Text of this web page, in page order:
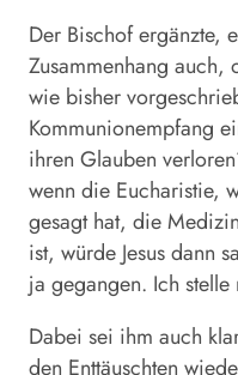
Der Bischof ergänzte,
Zusammenhang
wie bisher
Kommunionempfang
ihren Glauben
wenn die Eucharistie,
gesagt hat, die
ist, würde Jesus dann
ja gegangen. Ich
Dabei sei ihm auch
den Enttäuschten